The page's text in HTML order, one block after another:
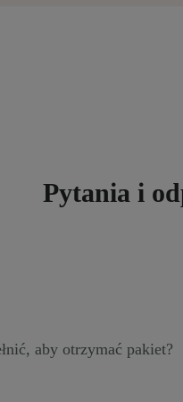
Pytania i
aby otrzymać pakiet?